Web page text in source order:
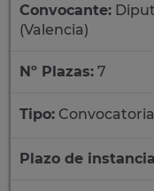
Convocante:
(Valencia)
Nº Plazas: 7
Tipo: Convocatoria
Plazo de